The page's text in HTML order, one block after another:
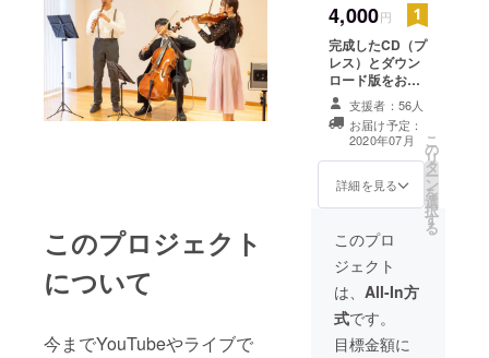
このプロジェクト
について
今までYouTubeやライブで
4,000円
完成したCD（プ
レス）とダウン
ロード版をお届
けします。 お名
前をCDのブック
レットに記載し
ます。 ※支援
時、必ず備考欄
にご希望のお名
支援者：56人
お届け予定：
2020年07月
詳細を見る
こ
の
リ
タ
ー
ン
を
選
択
す
る
このプロ
ジェクト
は、 All-In方
式です。
目標金額に